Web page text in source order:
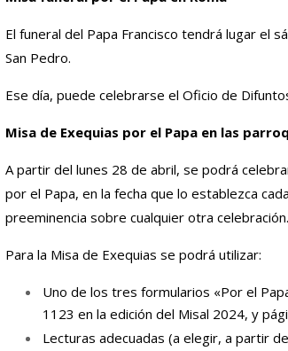
El funeral del Papa Francisco tendrá lugar el
San Pedro.
Ese día, puede celebrarse el Oficio de
Misa de Exequias por el Papa en las
A partir del lunes 28 de abril, se podrá
por el Papa, en la fecha que lo establezca
preeminencia sobre cualquier otra celebración.
Para la Misa de Exequias se podrá utilizar:
Uno de los tres formularios «Por el
1123 en la edición del Misal 2024, y
Lecturas adecuadas (a elegir, a partir